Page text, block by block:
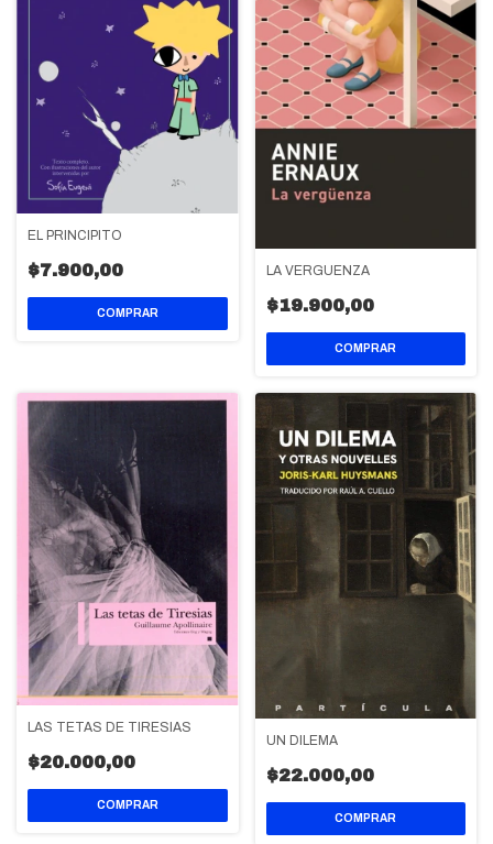
EL PRINCIPITO
$7.900,00 LA VERGÜENZA
$19.900,00
LAS TETAS DE TIRESIAS
$20.000,00
UN DILEMA
$22.000,00